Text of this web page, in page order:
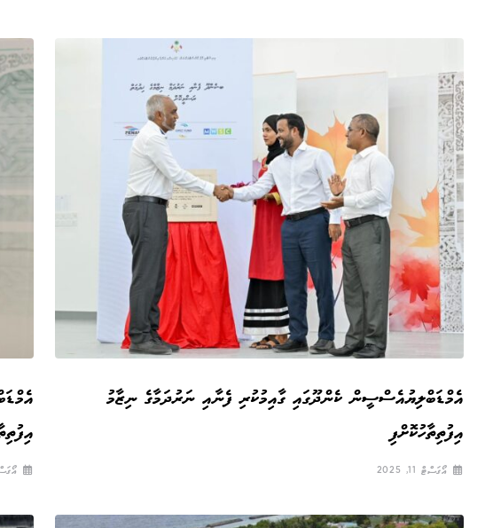
އޯގަސްޓް
އެމްޑަބްލިޔުއެސްސީން ކެންދޫގައި ގާއިމުކުރި ފެނާއި ނަރުދަމާގެ ނިޒާމު
އިފުތިތާހުކޮށްފި
އޯގަސްޓް 11, 2025